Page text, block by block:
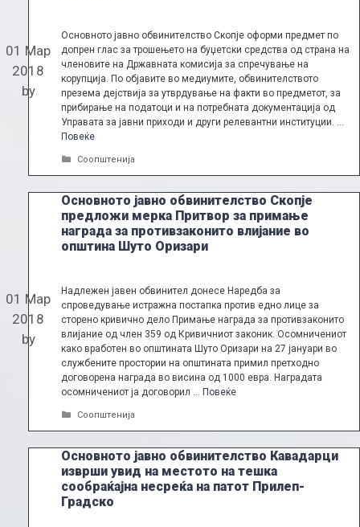
01 Мар
2018
by
Основното јавно обвинителство Скопје оформи предмет по
допрен глас ​за трошењето на буџетски средства од страна на
членовите на Државната комисија за спречување на
корупција. По објавите во медиумите, обвинителството
презема дејствија за утврдување на факти во предметот, за
прибирање на податоци и на потребната документација од
Управата за јавни приходи и други релевантни институции. …
Повеќе
Categories
Соопштенија
Основното јавно обвинителство Скопје
предложи мерка Притвор за примање
награда за противзаконито влијание во
општина Шуто Оризари
01 Мар
2018
by
Надлежен јавен обвинител донесе Наредба за
спроведување истражна постапка против едно лице за
сторено кривично дело Примање награда за противзаконито
влијание од член 359 од Кривичниот законик. Осомничениот
како вработен во општината Шуто Oризари на 27 јануари во
службените простории на општината примил претходно
договорена награда во висина од 1000 евра. Наградата
осомничениот ја договорил … Повеќе
Categories
Соопштенија
Основното јавно обвинителство Кавадарци
изврши увид на местото на тешка
сообраќајна несреќа на патот Прилеп-
Градско